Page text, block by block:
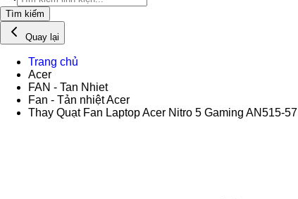
Tìm kiếm
Quay lại
Trang chủ
Acer
FAN - Tan Nhiet
Fan - Tản nhiệt Acer
Thay Quạt Fan Laptop Acer Nitro 5 Gaming AN515-57